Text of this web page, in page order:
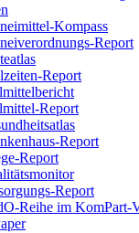
Kompass
Report
Report
Report
Report
Report
Report
Reihe im KomPart-